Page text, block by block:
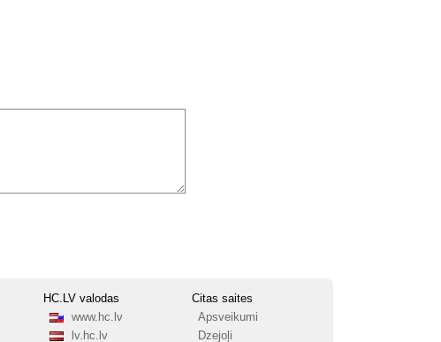
HC.LV valodas
www.hc.lv
lv.hc.lv
Citas saites
Apsveikumi
Dzejoļi